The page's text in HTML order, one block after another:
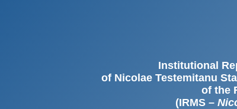
Institutional
of Nicolae Testemitanu
of the
(IRMS –